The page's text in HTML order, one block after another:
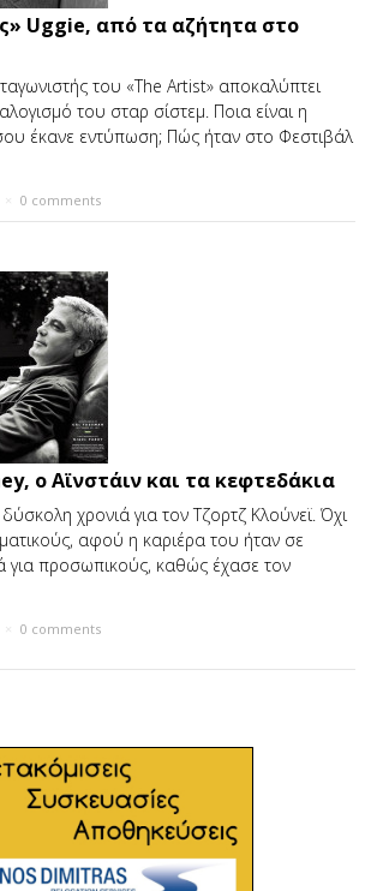
Uggie, από τα αζήτητα στο
του «The Artist» αποκαλύπτει
του σταρ σίστεμ. Ποια είναι η
έκανε εντύπωση; Πώς ήταν στο Φεστιβάλ
0 comments
ο Αϊνστάιν και τα κεφτεδάκια
χρονιά για τον Τζορτζ Κλούνεϊ. Όχι
αφού η καριέρα του ήταν σε
για προσωπικούς, καθώς έχασε τον
0 comments